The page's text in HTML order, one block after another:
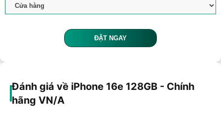
ĐẶT NGAY
Đánh giá về iPhone 16e 128GB - Chính
hãng VN/A